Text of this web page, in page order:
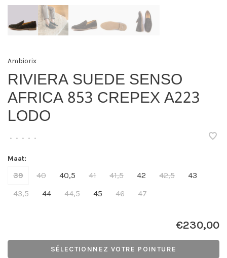
Ambiorix
RIVIERA SUEDE SENSO
AFRICA 853 CREPEX A223
LODO
• • • • •
Maat:
39 40 40,5 41 41,5 42 42,5
43
43,5
44 44,5 45 46 47
€230,00
SÉLECTIONNEZ VOTRE POINTURE